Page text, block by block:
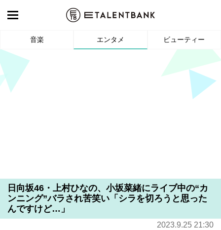
音楽 エンタメ ビューティー
日向坂46・上村ひなの、小坂菜緒にライブ中の“カ
ンニング”バラされ苦笑い「シラを切ろうと思った
んですけど…」
2023.9.25 21:30